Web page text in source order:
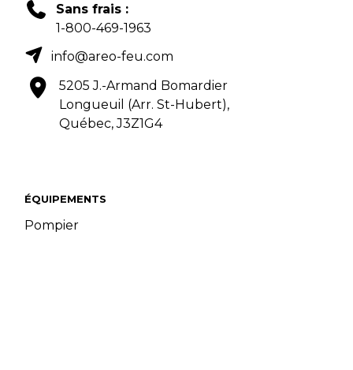
ÉQUIPEMENTS
Pompier
Sans frais :
1-800-469-1963
info@areo-feu.com
5205 J.-Armand Bomardier
Longueuil (Arr. St-Hubert),
Québec, J3Z1G4